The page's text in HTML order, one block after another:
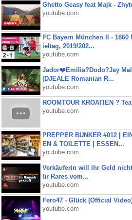
Ghetto Geasy feat Majk -
youtube.com
FC Bayern München II - 1860
ieltag, 2019/202...
youtube.com
Jador❤️Emilia?Dodo?Jay
(DJEALE Romanian R...
youtube.com
ROOMTOUR KROATIEN ?
youtube.com
PREPPER BUNKER #012 |
EN & TOILETTE | ESSEN...
youtube.com
Verkäuferin will ihr Geld
ür Rares vom...
youtube.com
Fero47 - Glück (Official
youtube.com